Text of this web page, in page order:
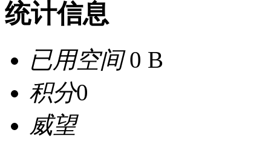
统计信息
已用空间0 B
积分0
威望